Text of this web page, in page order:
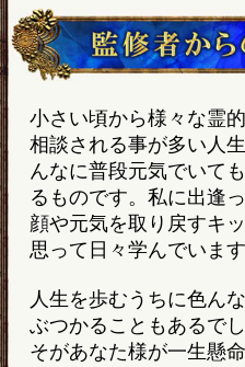
小さい頃から様々な霊
相談される事が多い人
んなに普段元気でいて
るものです。私に出逢
顔や元気を取り戻すキ
思って日々学んでいます
人生を歩むうちに色ん
ぶつかることもあるで
そがあなた様が一生懸